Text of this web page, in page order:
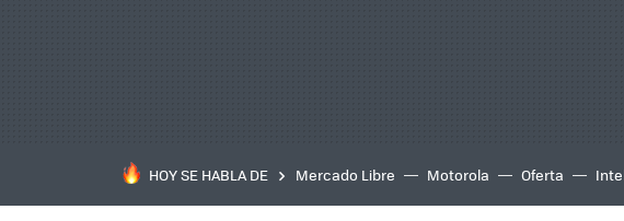
HOY SE HABLA DE Mercado Libre Motorola Oferta